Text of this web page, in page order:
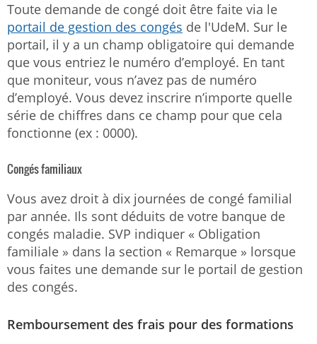
Toute demande de congé doit être faite via le
portail de gestion des congés de l'UdeM. Sur le
portail, il y a un champ obligatoire qui demande
que vous entriez le numéro d’employé. En tant
que moniteur, vous n’avez pas de numéro
d’employé. Vous devez inscrire n’importe quelle
série de chiffres dans ce champ pour que cela
fonctionne (ex : 0000).
Congés familiaux
Vous avez droit à dix journées de congé familial
par année. Ils sont déduits de votre banque de
congés maladie. SVP indiquer « Obligation
familiale » dans la section « Remarque » lorsque
vous faites une demande sur le portail de gestion
des congés.
Remboursement des frais pour des formations